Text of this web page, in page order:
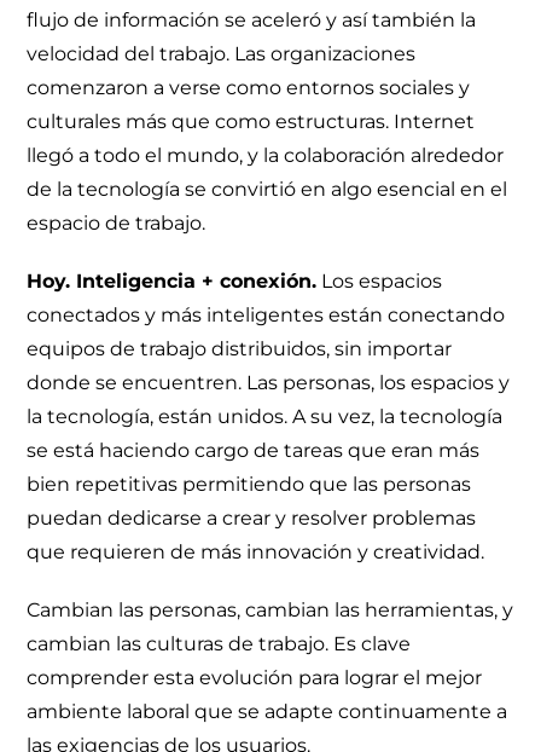
flujo de información se aceleró y así también la
velocidad del trabajo. Las organizaciones
comenzaron a verse como entornos sociales y
culturales más que como estructuras. Internet
llegó a todo el mundo, y la colaboración alrededor
de la tecnología se convirtió en algo esencial en el
espacio de trabajo.
Hoy. Inteligencia + conexión. Los espacios
conectados y más inteligentes están conectando
equipos de trabajo distribuidos, sin importar
donde se encuentren. Las personas, los espacios y
la tecnología, están unidos. A su vez, la tecnología
se está haciendo cargo de tareas que eran más
bien repetitivas permitiendo que las personas
puedan dedicarse a crear y resolver problemas
que requieren de más innovación y creatividad.
Cambian las personas, cambian las herramientas, y
cambian las culturas de trabajo. Es clave
comprender esta evolución para lograr el mejor
ambiente laboral que se adapte continuamente a
las exigencias de los usuarios.